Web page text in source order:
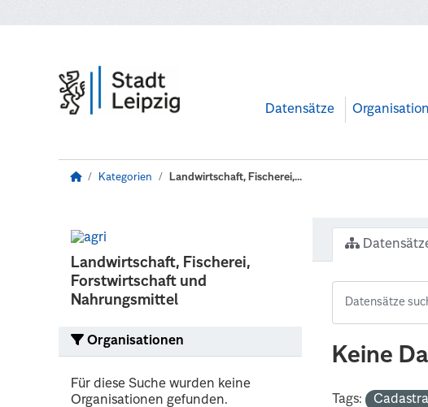
Datensätze
Kategorien Landwirtschaft, Fischerei,...
Landwirtschaft, Fischerei,
Forstwirtschaft und
Nahrungsmittel
Organisationen
Für diese Suche wurden keine
Organisationen gefunden.
Keine
Tags: